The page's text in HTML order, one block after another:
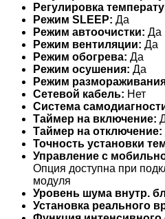
Регулировка
Режим SLEEP: Да
Режим автоочистки: Да
Режим вентиляции: Да
Режим обогрева: Да
Режим осушения: Да
Режим
Сетевой кабель: Нет
Система
Таймер на включение:
Таймер на отключение:
Точность установки
Управление c
Опция доступна при
модуля
Уровень шума внутр.
Установка реального